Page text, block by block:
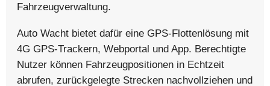
Fahrzeugverwaltung.
Auto Wacht bietet dafür eine GPS-Flottenlösung mit
4G GPS-Trackern, Webportal und App. Berechtigte
Nutzer können Fahrzeugpositionen in Echtzeit
abrufen, zurückgelegte Strecken nachvollziehen und